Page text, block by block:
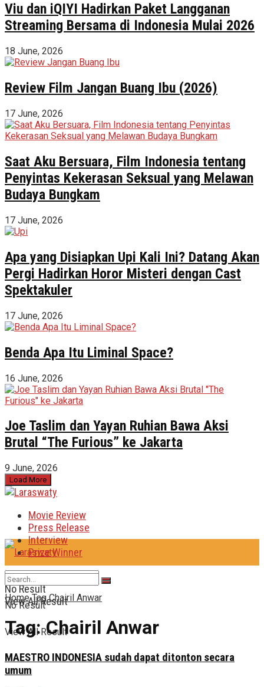
Viu dan iQIYI Hadirkan Paket Langganan
Streaming Bersama di Indonesia Mulai 2026
18 June, 2026
Review Film Jangan Buang Ibu (2026)
17 June, 2026
Saat Aku Bersuara, Film Indonesia tentang
Penyintas Kekerasan Seksual yang Melawan
Budaya Bungkam
17 June, 2026
Apa yang Disiapkan Upi Kali Ini? Datang Akan
Pergi Hadirkan Horor Misteri dengan Cast
Spektakuler
17 June, 2026
Benda Apa Itu Liminal Space?
16 June, 2026
Joe Taslim dan Yayan Ruhian Bawa Aksi
Brutal “The Furious” ke Jakarta
9 June, 2026
Load More
Movie Review
Press Release
Interview
Prize Winner
No Result
View All Result
No Result
View All Result
Home Tag Chairil Anwar
Tag:Chairil Anwar
MAESTRO INDONESIA sudah dapat ditonton secara
umum